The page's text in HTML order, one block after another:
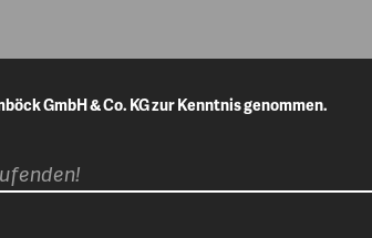
GmbH & Co. KG zur Kenntnis genommen.